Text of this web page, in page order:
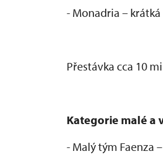
- Monadria – kr
Přestávka cca 10
Kategorie malé a
- Malý tým Faenza